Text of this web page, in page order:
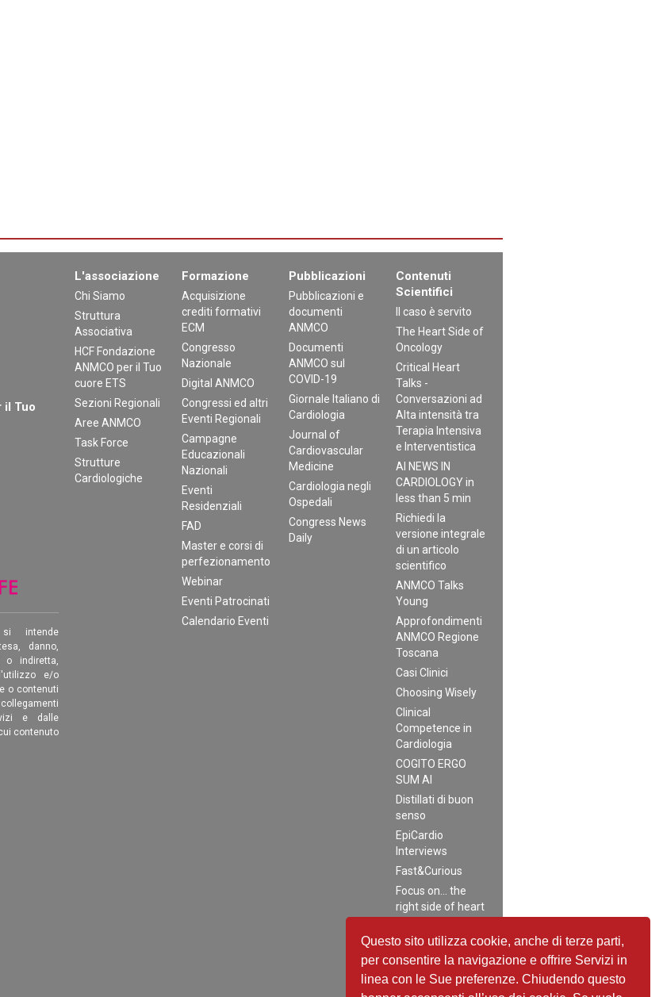
Questo sito utilizza cookie, anche di terze parti,
per consentire la navigazione e offrire Servizi in
linea con le Sue preferenze. Chiudendo questo
il Tuo
si intende
danno,
o indiretta,
e/o
o contenuti
e dalle
contenuto
L'associazione
Chi Siamo
Struttura
Associativa
HCF Fondazione
ANMCO per il Tuo
cuore ETS
Sezioni Regionali
Aree ANMCO
Task Force
Strutture
Cardiologiche
Formazione
Acquisizione
crediti formativi
ECM
Congresso
Nazionale
Digital ANMCO
Congressi ed altri
Eventi Regionali
Campagne
Educazionali
Nazionali
Eventi
Residenziali
FAD
Master e corsi di
perfezionamento
Webinar
Eventi Patrocinati
Calendario Eventi
Pubblicazioni
Pubblicazioni e
documenti
ANMCO
Documenti
ANMCO sul
COVID-19
Giornale Italiano di
Cardiologia
Journal of
Cardiovascular
Medicine
Cardiologia negli
Ospedali
Congress News
Daily
Contenuti
Scientifici
Il caso è servito
The Heart Side of
Oncology
Critical Heart
Talks -
Conversazioni ad
Alta intensità tra
Terapia Intensiva
e Interventistica
AI NEWS IN
CARDIOLOGY in
less than 5 min
Richiedi la
versione integrale
di un articolo
scientifico
ANMCO Talks
Young
Approfondimenti
ANMCO Regione
Toscana
Casi Clinici
Choosing Wisely
Clinical
Competence in
Cardiologia
COGITO ERGO
SUM AI
Distillati di buon
senso
EpiCardio
Interviews
Fast&Curious
Focus on… the
right side of heart
Guidelines in Pills
Journal Club
La Amiloidosi